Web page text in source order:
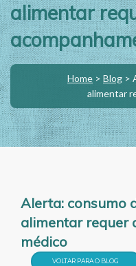
BLOG
FALE CONOSCO
alimentar
Home > Blog >
alimentar
Alerta: consumo
alimentar requer
médico
VOLTAR PARA O BLOG